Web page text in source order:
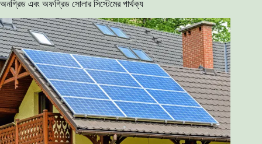
অনগ্রিড এবং অফগ্রিড সোলার সিস্টেমের পার্থক্য